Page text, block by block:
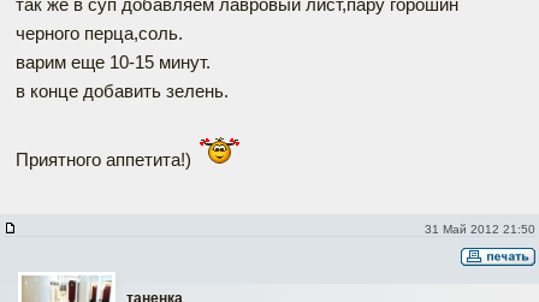
так же в суп добавляем лавровый лист,пару горошин
черного перца,соль.
варим еще 10-15 минут.
в конце добавить зелень.
Приятного аппетита!)
31 Май 2012 21:50
таненка